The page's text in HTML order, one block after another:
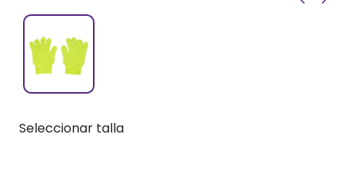
Seleccionar talla